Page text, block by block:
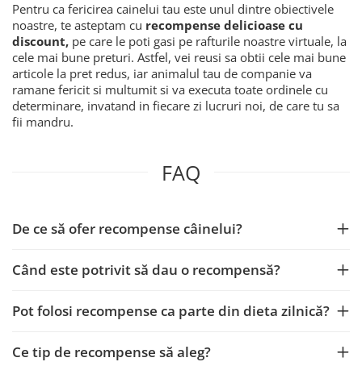
Pentru ca fericirea cainelui tau este unul dintre obiectivele
noastre, te asteptam cu recompense delicioase cu
discount, pe care le poti gasi pe rafturile noastre virtuale, la
cele mai bune preturi. Astfel, vei reusi sa obtii cele mai bune
articole la pret redus, iar animalul tau de companie va
ramane fericit si multumit si va executa toate ordinele cu
determinare, invatand in fiecare zi lucruri noi, de care tu sa
fii mandru.
FAQ
De ce să ofer recompense câinelui?
Când este potrivit să dau o recompensă?
Pot folosi recompense ca parte din dieta zilnică?
Ce tip de recompense să aleg?